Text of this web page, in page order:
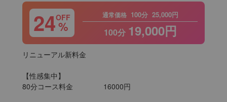
24OFF
%
通常価格 100分 25,000円
100分 19,000円
リニューアル新料金
【性感集中】
80分コース料金		16000円